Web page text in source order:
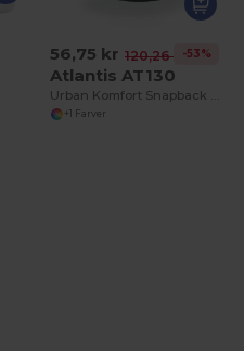
56,75 kr 120,26 kr-53%
Atlantis AT130
+1 Farver